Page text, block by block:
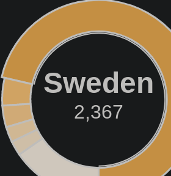
Sweden
2,367